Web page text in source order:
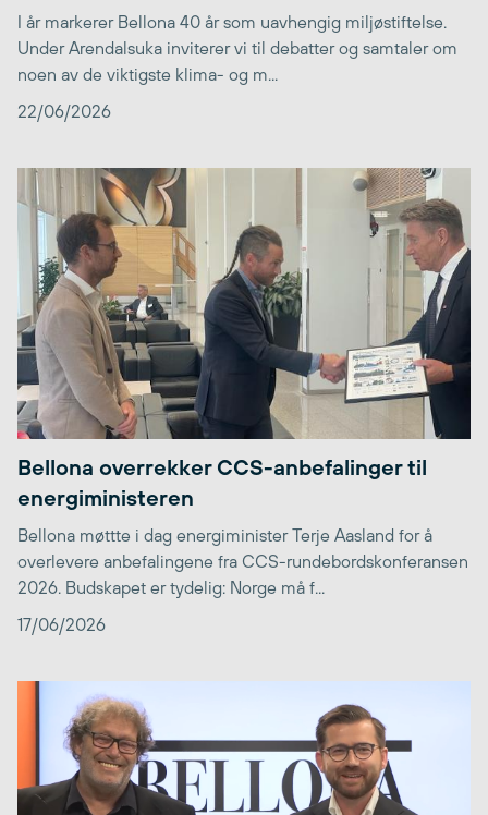
I år markerer Bellona 40 år som uavhengig miljøstiftelse.
Under Arendalsuka inviterer vi til debatter og samtaler om
noen av de viktigste klima- og m...
22/06/2026
Bellona overrekker CCS-anbefalinger til
energiministeren
Bellona møttte i dag energiminister Terje Aasland for å
overlevere anbefalingene fra CCS-rundebordskonferansen
2026. Budskapet er tydelig: Norge må f...
17/06/2026